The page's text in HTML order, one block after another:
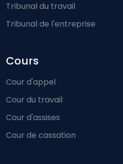
Tribunal du travail
Tribunal de l'entreprise
Cours
Cour d'appel
Cour du travail
Cour d'assises
Cour de cassation